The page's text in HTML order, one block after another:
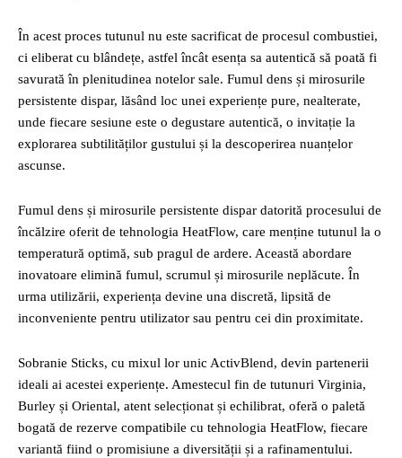
În acest proces tutunul nu este sacrificat de procesul combustiei,
ci eliberat cu blândețe, astfel încât esența sa autentică să poată fi
savurată în plenitudinea notelor sale. Fumul dens și mirosurile
persistente dispar, lăsând loc unei experiențe pure, nealterate,
unde fiecare sesiune este o degustare autentică, o invitație la
explorarea subtilităților gustului și la descoperirea nuanțelor
ascunse.
Fumul dens și mirosurile persistente dispar datorită procesului de
încălzire oferit de tehnologia HeatFlow, care menține tutunul la o
temperatură optimă, sub pragul de ardere. Această abordare
inovatoare elimină fumul, scrumul și mirosurile neplăcute. În
urma utilizării, experiența devine una discretă, lipsită de
inconveniente pentru utilizator sau pentru cei din proximitate.
Sobranie Sticks, cu mixul lor unic ActivBlend, devin partenerii
ideali ai acestei experiențe. Amestecul fin de tutunuri Virginia,
Burley și Oriental, atent selecționat și echilibrat, oferă o paletă
bogată de rezerve compatibile cu tehnologia HeatFlow, fiecare
variantă fiind o promisiune a diversității și a rafinamentului.